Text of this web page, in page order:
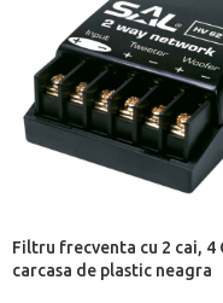
Filtru frecventa cu 2 cai, 4
carcasa de plastic neagra